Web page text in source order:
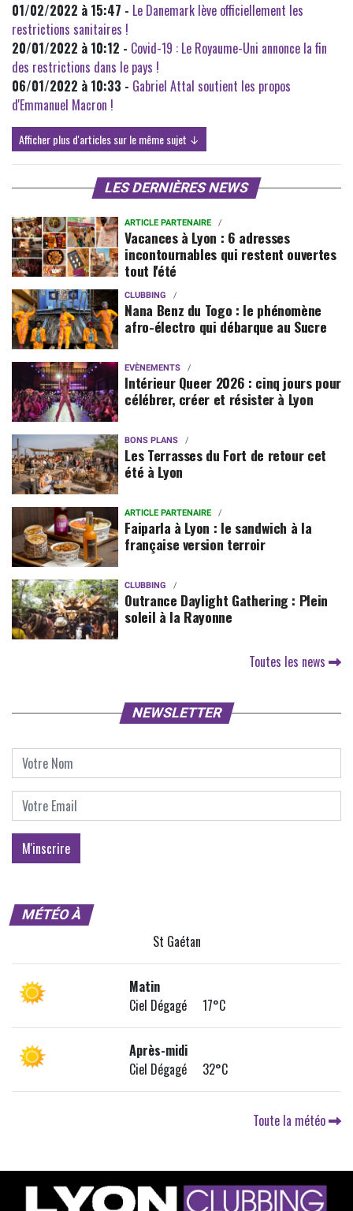
01/02/2022 à 15:47 - Le Danemark lève officiellement les
restrictions sanitaires !
20/01/2022 à 10:12 - Covid-19 : Le Royaume-Uni annonce la fin
des restrictions dans le pays !
06/01/2022 à 10:33 - Gabriel Attal soutient les propos
d'Emmanuel Macron !
Afficher plus d'articles sur le même sujet ↓
LES DERNIÈRES NEWS
ARTICLE PARTENAIRE
Vacances à Lyon : 6 adresses
incontournables qui restent ouvertes
tout l'été
CLUBBING
Nana Benz du Togo : le phénomène
afro-électro qui débarque au Sucre
EVÈNEMENTS
Intérieur Queer 2026 : cinq jours pour
célébrer, créer et résister à Lyon
BONS PLANS
Les Terrasses du Fort de retour cet
été à Lyon
ARTICLE PARTENAIRE
Faiparla à Lyon : le sandwich à la
française version terroir
CLUBBING
Outrance Daylight Gathering : Plein
soleil à la Rayonne
Toutes les news
NEWSLETTER
MÉTÉO À
St Gaétan
Matin
Ciel Dégagé 17°C
Après-midi
Ciel Dégagé 32°C
Toute la météo